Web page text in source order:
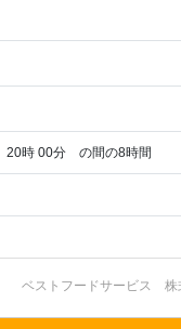
20時 00分 の間の8時間
ベストフードサービス 株